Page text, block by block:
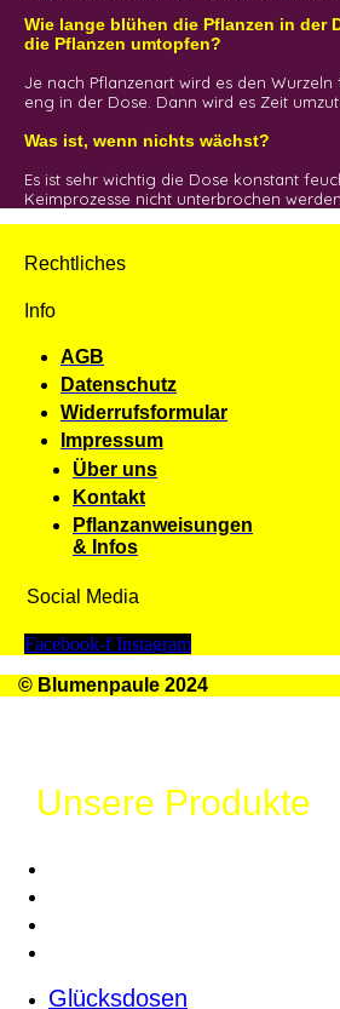
Wie lange blühen die Pflanzen in der
die Pflanzen umtopfen?
Je nach Pflanzenart wird es den
eng in der Dose. Dann wird es Zeit
Was ist, wenn nichts wächst?
Es ist sehr wichtig die Dose konstant
Keimprozesse nicht unterbrochen werden.
Rechtliches
Info
AGB
Datenschutz
Widerrufsformular
Impressum
Über uns
Kontakt
Pflanzanweisungen
& Infos
Social Media
Facebook-f Instagram
© Blumenpaule 2024
Unsere Produkte
Glücksdosen